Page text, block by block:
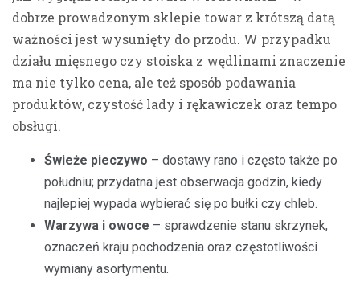
dobrze prowadzonym sklepie towar z krótszą datą
ważności jest wysunięty do przodu. W przypadku
działu mięsnego czy stoiska z wędlinami znaczenie
ma nie tylko cena, ale też sposób podawania
produktów, czystość lady i rękawiczek oraz tempo
obsługi.
Świeże pieczywo – dostawy rano i często także po
południu; przydatna jest obserwacja godzin, kiedy
najlepiej wypada wybierać się po bułki czy chleb.
Warzywa i owoce – sprawdzenie stanu skrzynek,
oznaczeń kraju pochodzenia oraz częstotliwości
wymiany asortymentu.